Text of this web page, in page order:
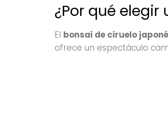
¿Por qué
El bonsai de ciruelo
ofrece un espectáculo